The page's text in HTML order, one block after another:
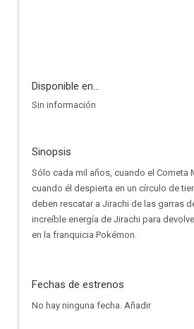
Disponible en...
Sin información
Sinopsis
Sólo cada mil años, cuando el Cometa
cuando él despierta en un círculo de
deben rescatar a Jirachi de las garras
increíble energía de Jirachi para
en la franquicia Pokémon.
Fechas de estrenos
No hay ninguna fecha. Añadir